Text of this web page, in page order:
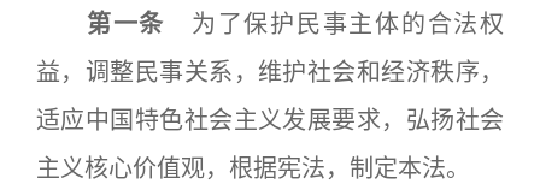
第一条 为了保护民事主体的合法权
益，调整民事关系，维护社会和经济秩序，
适应中国特色社会主义发展要求，弘扬社会
主义核心价值观，根据宪法，制定本法。